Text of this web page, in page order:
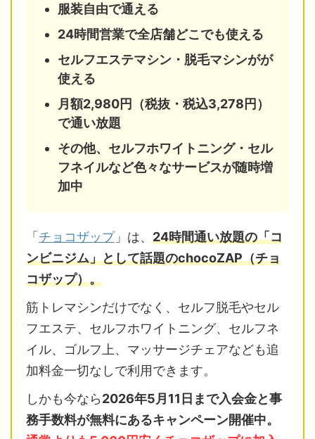
服装自由で通える
24時間営業で全店舗どこでも使える
セルフエステマシン・脱毛マシンがが
使える
月額2,980円（税抜・税込3,278円）
で通い放題
その他、セルフホワイトニング・セル
フネイルなど色々なサービスが随時増
加中
「 チョコザップ」は、 24時間通い放題の「コ
ンビニジム」として話題のchocoZAP（チョ
コザップ）。
筋トレマシンだけでなく、セルフ脱毛やセル
フエステ、セルフホワイトニング、セルフネ
イル、ゴルフ上、マッサージチェアなども追
加料金一切なしで利用できます。
しかも今なら2026年5月11日まで入会金と事
務手数料が無料にあるキャンペーン開催中。